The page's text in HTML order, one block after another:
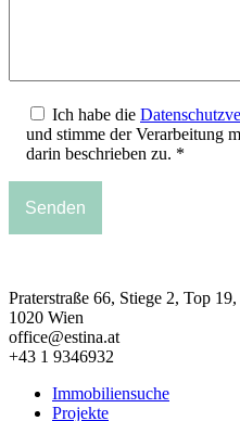
Ich habe die
und stimme der Verarbeitung
darin beschrieben zu. *
Praterstraße 66, Stiege 2, Top 19,
1020 Wien
office@estina.at
+43 1 9346932
Immobiliensuche
Projekte